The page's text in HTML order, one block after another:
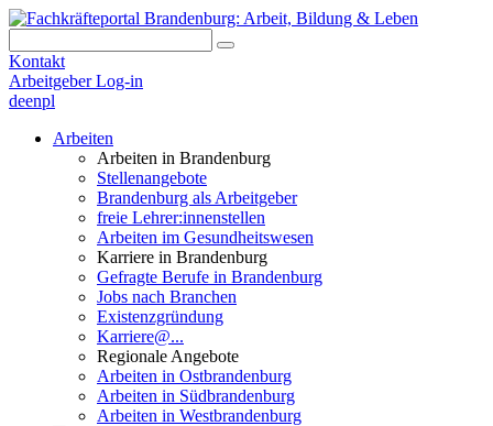
Kontakt
Arbeitgeber Log-in
deenpl
Arbeiten
Arbeiten in Brandenburg
Stellenangebote
Brandenburg als Arbeitgeber
freie Lehrer:innenstellen
Arbeiten im Gesundheitswesen
Karriere in Brandenburg
Gefragte Berufe in Brandenburg
Jobs nach Branchen
Existenzgründung
Karriere@...
Regionale Angebote
Arbeiten in Ostbrandenburg
Arbeiten in Südbrandenburg
Arbeiten in Westbrandenburg